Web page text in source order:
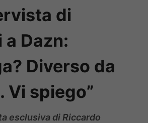
di
Dazn:
Diverso da
Vi spiego”
esclusiva di Riccardo